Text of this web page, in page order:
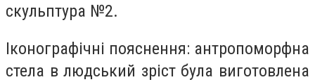
скульптура №2.
Іконографічні пояснення: антропоморфна
стела в людський зріст була виготовлена